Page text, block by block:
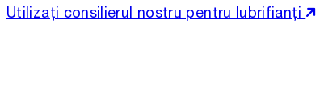
Utilizați consilierul nostru pentru lubrifianți